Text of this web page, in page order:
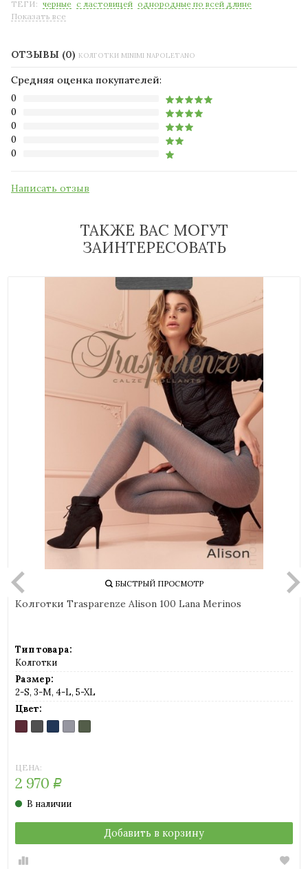
ТЕГИ: черные с ластовицей однородные по всей длине
Показать все
ОТЗЫВЫ (0) КОЛГОТКИ MINIMI NAPOLETANO
Средняя оценка покупателей:
0
0
0
0
0
Написать отзыв
ТАКЖЕ ВАС МОГУТ
ЗАИНТЕРЕСОВАТЬ
БЫСТРЫЙ ПРОСМОТР
Колготки Trasparenze Alison 100 Lana Merinos
Тип товара:
Колготки
Размер:
2-S, 3-M, 4-L, 5-XL
Цвет:
AMARILLO
MELANGE
ANTRACITE
MELANGE
BLU
MELANGE
GREY
MELANGE
MILITARE
MELANGE
ЦЕНА:
2 970 Р
В наличии
Добавить в корзину